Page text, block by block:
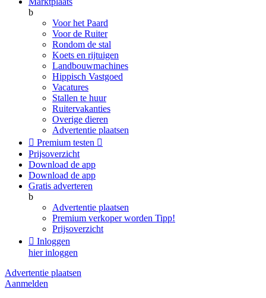
b
Voor het Paard
Voor de Ruiter
Rondom de stal
Koets en rijtuigen
Landbouwmachines
Hippisch Vastgoed
Vacatures
Stallen te huur
Ruitervakanties
Overige dieren
Advertentie plaatsen
 Premium testen 
Prijsoverzicht
Download de app
Download de app
Gratis adverteren
b
Advertentie plaatsen
Premium verkoper worden Tipp!
Prijsoverzicht
 Inloggen
hier inloggen
Advertentie plaatsen
Aanmelden